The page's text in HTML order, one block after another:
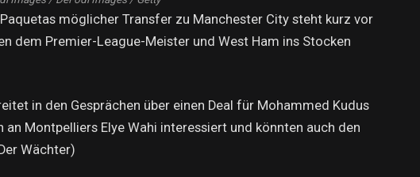
möglicher Transfer zu Manchester City steht kurz vor
dem Premier-League-Meister und West Ham ins Stocken
in den Gesprächen über einen Deal für Mohammed Kudus
Montpelliers Elye Wahi interessiert und könnten auch den
Wächter)